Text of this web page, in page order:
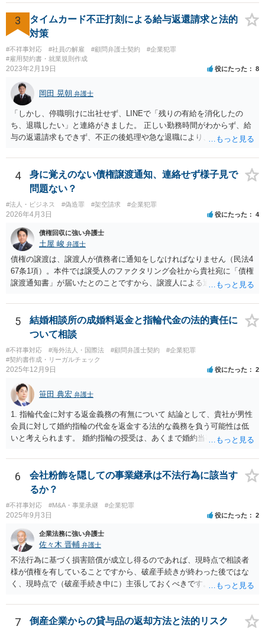
3
タイムカード不正打刻による給与返還請求と法的
対策
#不祥事対応 #社員の解雇 #顧問弁護士契約
#企業犯罪
#雇用契約書・就業規則作成
2023年2月19日 役にたった 8
岡田 晃朝 弁護士
「しかし、停職明けに出社せず、LINEで「残りの有給を消化したの
ち、退職したい」と連絡がきました。 正しい勤務時間がわからず、給
与の返還請求もできず、不正の後処理や急な退職により、社や他のス
状況です。」 大変悪質ですね。打刻場所のデータと、これまでのタイ
ムカードの虚偽を確認し、突き付けて責任を問題にすることになるで
しょう。 詐欺もありうるでしょうね。 「正しい時間がわからないとい
うタイムカード不正打刻による返還請求はどのようにおこなえばよい
でしょうか？」 想定できる虚偽を前提に、相手と協議して詰めればよ
いかと思います。 確実な記録があれば、それによるのがよいですが、
すべては不可能でしょうので。 相手の言動には早急には返事をせずに
弁護士と相談しながら、対応策を検討する方がよいでしょう。 また、
返還が難しい場合、損害賠償を請求する事はできますでしょうか？ 法
的には可能ですが、立証の問題があります。 協議でも問題にできそう
ですが、調停なども検討できるでしょう。 また、返還請求も損害賠償
請求もせず、「詐欺」として、警察に被害届を出す事は可能でしょう
か？ 内容的には検討できますが、立証は、民事よりさらにワンランク
上がります。 警察に相談されてもよい事案だとは思います。
4
身に覚えのない債権譲渡通知、連絡せず様子見で
問題ない？
#法人・ビジネス #偽造罪 #架空請求 #企業犯罪
2026年4月3日 役にたった 4
債権回収に強い弁護士
土屋 峻 弁護士
債権の譲渡は、譲渡人が債務者に通知をしなければなりません（民法4
67条1項）。本件では譲受人のファクタリング会社から貴社宛に「債権
譲渡通知書」が届いたとのことですから、譲渡人による通知ではない
は、当該ファクタリング会社が詐称譲受人の可能性があるとすら指摘
できるでしょう。 次に、たとえファクタリング会社からの「債権譲渡
通知書」であっても、それが譲渡人の個人事業主の委託を受けてなさ
れていた場合等であり、債務者対抗要件の問題をクリアされていたと
しても、当該ファクタリング会社が譲受債権請求訴訟を提起する場
合、譲受債権の発生原因事実を立証しなければなりません。 「譲渡人
現在・将来ともに存在しないと断言でき」ないということであれば、
この立証の見込みが立たないでしょうから、訴訟になったとしても、
かかる点で争うべきでしょう（といっても否認すれば足りると思いま
す。）。 以上述べましたが、令和7年12月から令和11年までに発生す
る一切の債権となれば、約4年という一定の期間の将来債権譲渡とな
ます。ご不安な気持ちを解消するために、法律事務所にご相談に赴く
ことを検討されても良いでしょう。
5
結婚相談所の成婚料返金と指輪代金の法的責任に
ついて相談
#不祥事対応 #海外法人・国際法 #顧問弁護士契約
#企業犯罪
#契約書作成・リーガルチェック
2025年12月9日 役にたった 2
笹田 典宏 弁護士
1. 指輪代金に対する返金義務の有無について 結論として、貴社が男性
会員に対して婚約指輪の代金を返金する法的な義務を負う可能性は低
いと考えられます。 婚約指輪の授受は、あくまで婚約当事者である男
貴社は、その贈与契約の当事者ではありません。したがって、仮に女
性が返金義務を負う場合であっても、貴社が返金義務を負う法的根拠
は見当たりません。 また、国際結婚の仲介契約に関する裁判例では、
会員の個人的な理由による破談で追加的に発生した費用は会員自身が
負担すべきであり、仲介業者に責任がない限り、成婚料の支払いを拒
絶することはできないと判断されています。この裁判例は、仲介業者
の責任範囲が、会員間の個人的な問題とは切り離して考えられること
を示唆しており、本件でも同様に、指輪の返還が貴社の責任範囲外の
問題であると主張する上で参考になります。 2. 今後の対応について
相手方代理人に対し、内容証明郵便などで書面にて貴社の見解を明確
に伝えることが重要です。その書面には、以下の内容を盛り込むこと
が考えられます。 成婚料について: 円満な解決を優先する観点から、
経営判断として返金に応じる意向であることを伝える（ただし、法的
には上記の裁判例のように、貴社に返金義務は無いと判断される可能
性が高いと思われます。）。 指輪代金について: 前述の通り、男性会
6
会社粉飾を隠しての事業継承は不法行為に該当す
るか？
#不祥事対応 #M&A・事業承継 #企業犯罪
2025年9月3日 役にたった 2
企業法務に強い弁護士
佐々木 晋輔 弁護士
不法行為に基づく損害賠償が成立し得るのであれば、現時点で相談者
様が債権を有していることですから、破産手続きが終わった後ではな
く、現時点で（破産手続き中に）主張しておくべきです。 また、「会
という点について、破産する親会社から子会社に対して何らかの請求
の余地があるかもしれませんので、裁判所（破産管財人）に具体的な
状況を説明しておくべきだと思います。 上記に関しては、相談者様か
7 倒産企業からの貸与品の返却方法と法的リスク